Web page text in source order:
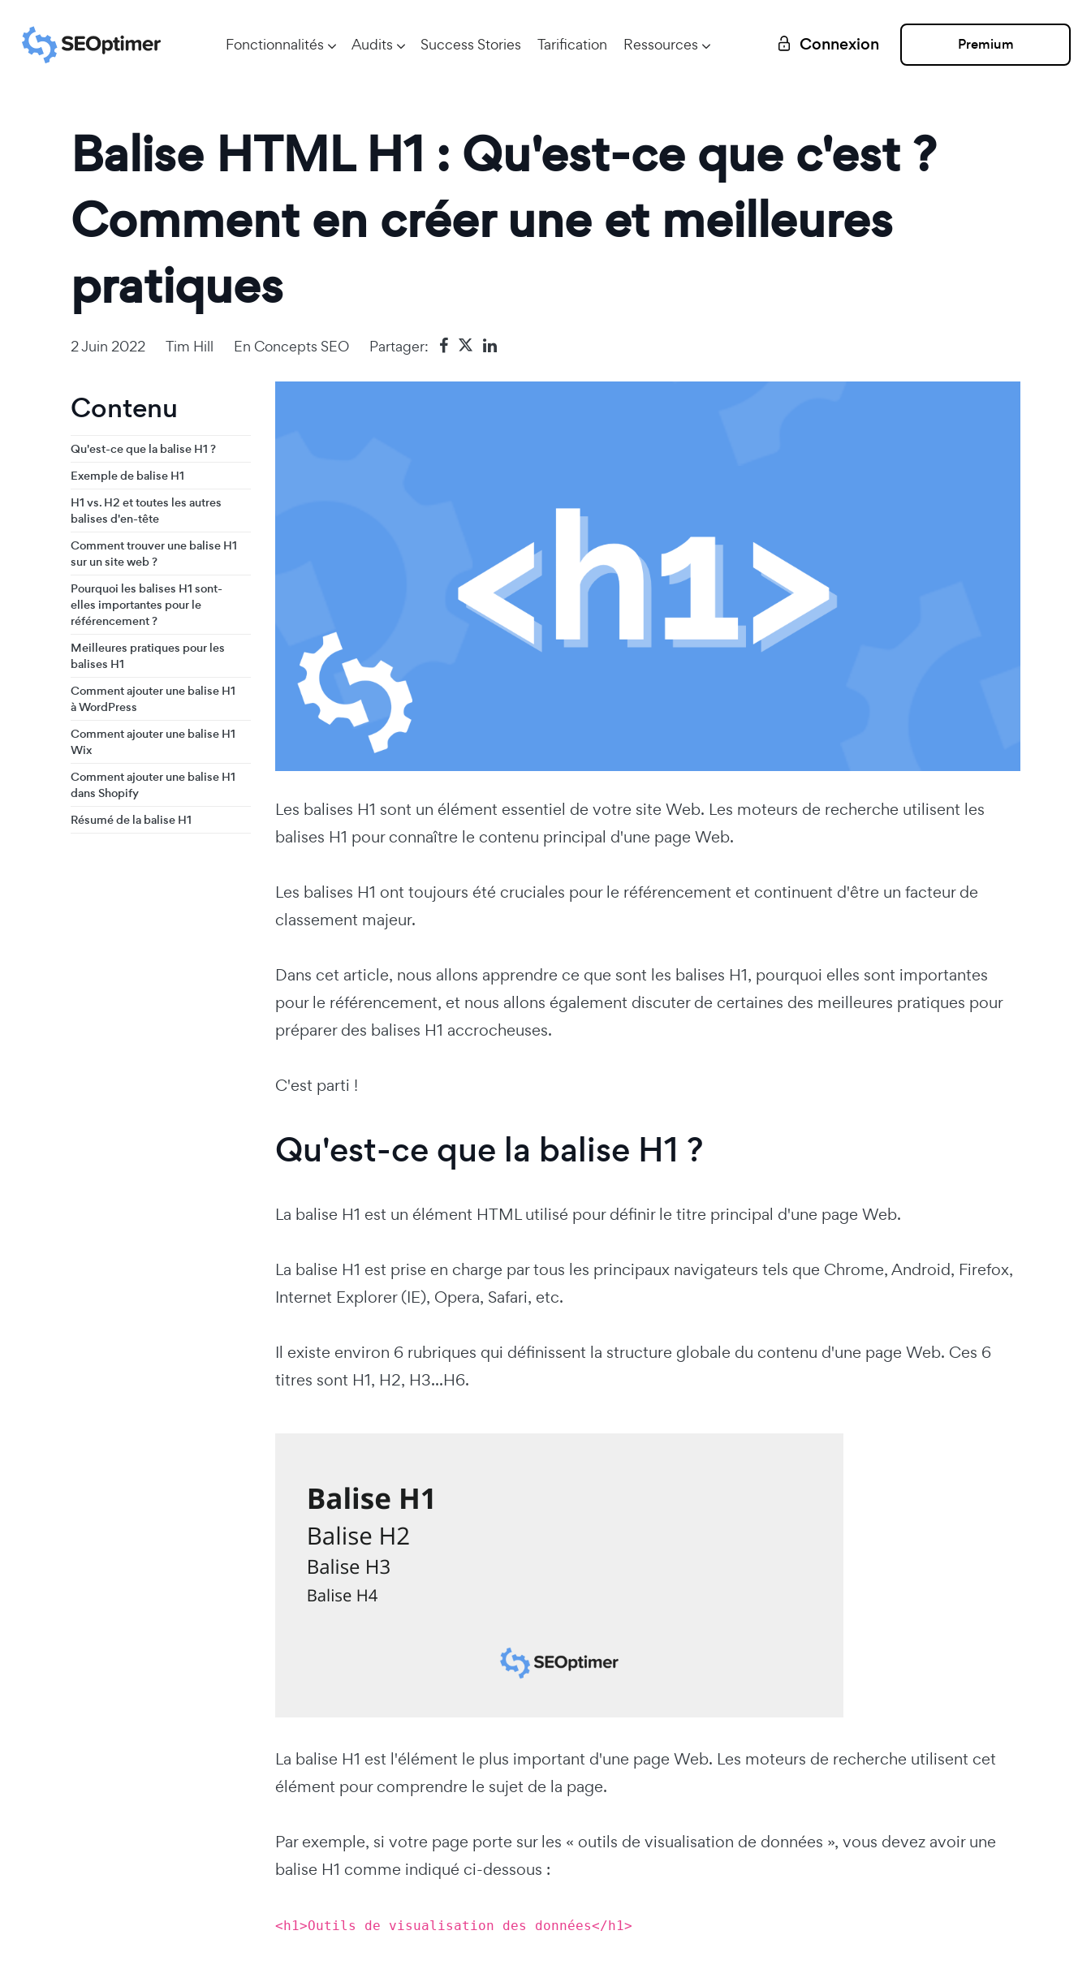
Fonctionnalités Audits Success Stories Tarification Ressources Connexion Premium
Balise HTML H1 : Qu'est-ce que c'est ?
Comment en créer une et meilleures
pratiques
2 Juin 2022 Tim Hill En Concepts SEO Partager:
Contenu
Qu'est-ce que la balise H1 ?
Exemple de balise H1
H1 vs. H2 et toutes les autres
balises d'en-tête
Comment trouver une balise H1
sur un site web ?
Pourquoi les balises H1 sont-
elles importantes pour le
référencement ?
Meilleures pratiques pour les
balises H1
Comment ajouter une balise H1
à WordPress
Comment ajouter une balise H1
Wix
Comment ajouter une balise H1
dans Shopify
Résumé de la balise H1
Les balises H1 sont un élément essentiel de votre site Web. Les moteurs de recherche utilisent les
balises H1 pour connaître le contenu principal d'une page Web.
Les balises H1 ont toujours été cruciales pour le référencement et continuent d'être un facteur de
classement majeur.
Dans cet article, nous allons apprendre ce que sont les balises H1, pourquoi elles sont importantes
pour le référencement, et nous allons également discuter de certaines des meilleures pratiques pour
préparer des balises H1 accrocheuses.
C'est parti !
Qu'est-ce que la balise H1 ?
La balise H1 est un élément HTML utilisé pour définir le titre principal d'une page Web.
La balise H1 est prise en charge par tous les principaux navigateurs tels que Chrome, Android, Firefox,
Internet Explorer (IE), Opera, Safari, etc.
Il existe environ 6 rubriques qui définissent la structure globale du contenu d'une page Web. Ces 6
titres sont H1, H2, H3...H6.
La balise H1 est l'élément le plus important d'une page Web. Les moteurs de recherche utilisent cet
élément pour comprendre le sujet de la page.
Par exemple, si votre page porte sur les « outils de visualisation de données », vous devez avoir une
balise H1 comme indiqué ci-dessous :
<h1>Outils de visualisation des données</h1>